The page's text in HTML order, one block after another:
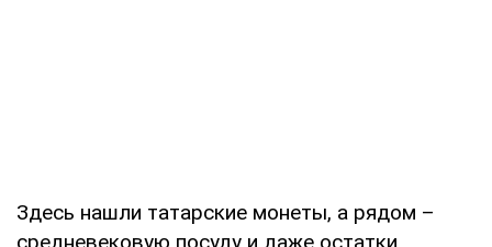
Здесь нашли татарские монеты, а рядом –
средневековую посуду и даже остатки